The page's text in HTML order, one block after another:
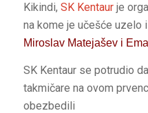
Kikindi, SK Kentaurje
na kome je učešće uzelo
Miroslav Matejašev i
SK Kentaur se potrudio
takmičare na ovom
obezbedili